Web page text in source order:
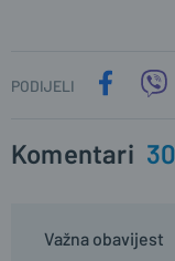
PODIJELI
Komentari 30
Važna obavijest